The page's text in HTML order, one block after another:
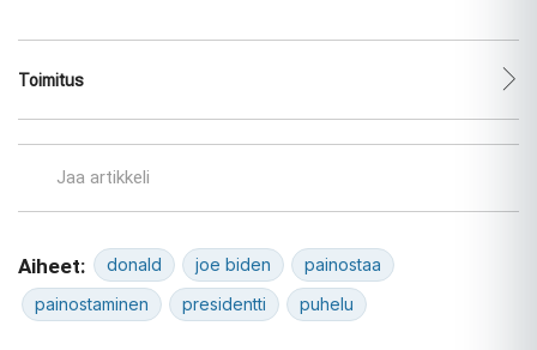
Toimitus
Jaa artikkeli
Aiheet: donald joe biden
painostaa
painostaminen
presidentti puhelu